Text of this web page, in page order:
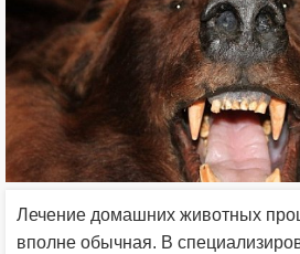
Лечение домашних животных
вполне обычная. В